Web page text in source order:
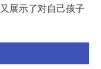
展示了对自己孩子